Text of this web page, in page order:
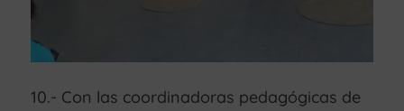
10.- Con las coordinadoras pedagógicas de